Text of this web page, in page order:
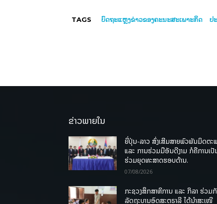
TAGS ບົດຖະແຫຼງຂ່າວຂອງຄະນະສະເພາະກິດ ປ
ຂ່າວພາຍໃນ
ຍີ່ປຸ່ນ-ລາວ ສົ່ງເສີມສາຍພົວພັນມິດຕະ
ແລະ ການຮ່ວມມືອັນດີງາມ ກໍຄືການເປັ
ຮ່ວມຍຸດທະສາດຮອບດ້ານ.
07/08/2026
ກະຊວງສຶກສາທິການ ແລະ ກິລາ ຮ່ວມ
ລັດຖະບານອົດສະຕຣາລີ ໄດ້ນຳສະເໜີ